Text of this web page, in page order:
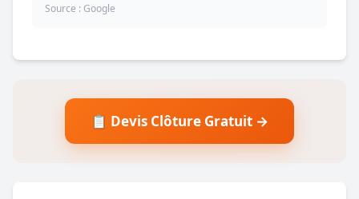
Source : Google
📋 Devis Clôture Gratuit →